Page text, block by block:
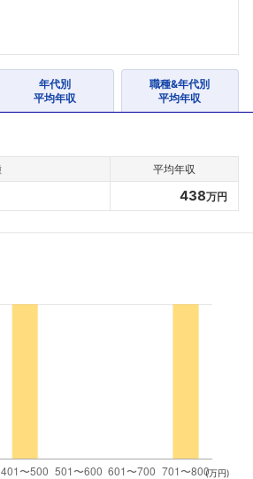
年代別
平均年収
職種&年代別
平均年収
平均年収
438万円
(万円)